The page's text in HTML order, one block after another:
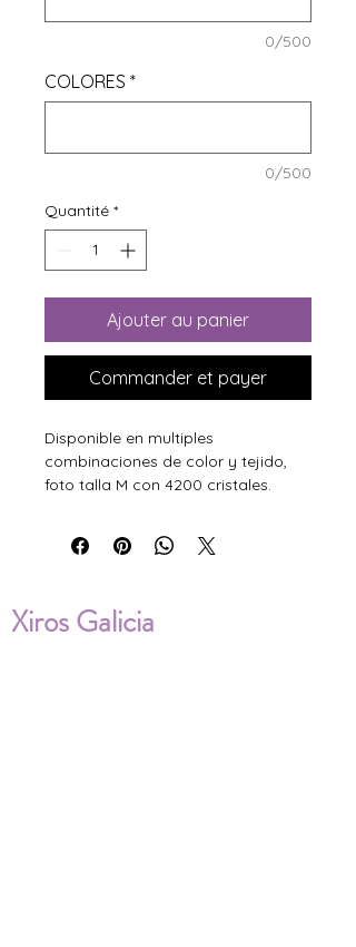
0/500
COLORES *
0/500
Quantité *
Ajouter au panier
Commander et payer
Disponible en multiples
combinaciones de color y tejido,
foto talla M con 4200 cristales.
Xiros Galicia